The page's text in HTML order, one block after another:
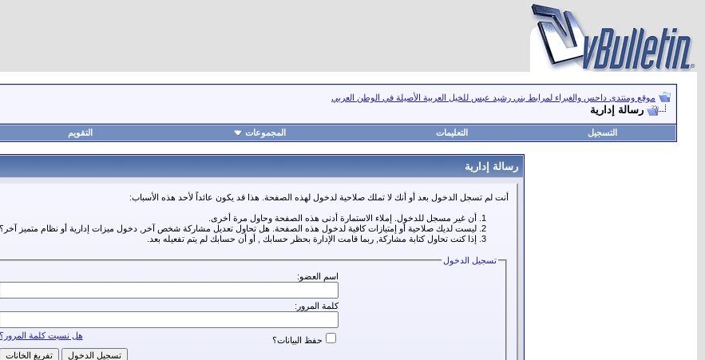
موقع ومنتدى داحس والغبراء لمرابط بني رشيد عبس للخيل العربية الأصيلة في الوطن العربي
رسالة إدارية
التسجيل التعليمات المجموعات التقويم
رسالة إدارية
أنت لم تسجل الدخول بعد أو أنك لا تملك صلاحية لدخول لهذه الصفحة. هذا قد يكون عائداً لأحد هذه الأسباب:
أن غير مسجل للدخول. إملاء الاستمارة أدنى هذه الصفحة وحاول مرة أخرى.
ليست لديك صلاحية أو إمتيازات كافية لدخول هذه الصفحة. هل تحاول تعديل مشاركة شخص آخر, دخول ميزات إدارية أو نظام متميز آخر؟
إذا كنت تحاول كتابة مشاركة, ربما قامت الإدارة بحظر حسابك , أو أن حسابك لم يتم تفعيله بعد.
تسجيل الدخول
اسم العضو:
كلمة المرور:
هل نسيت كلمة المرور؟ حفظ البيانات؟